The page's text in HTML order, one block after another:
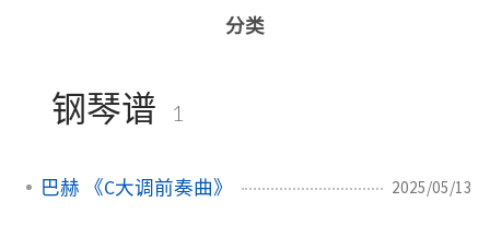
分类
钢琴谱 1
巴赫 《C大调前奏曲》 2025/05/13